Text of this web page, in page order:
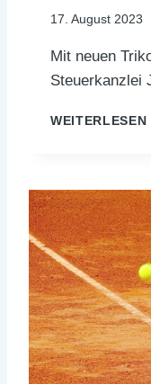
I
17. August 2023
Mit neuen
Steuerkanzlei
WEITERLESEN